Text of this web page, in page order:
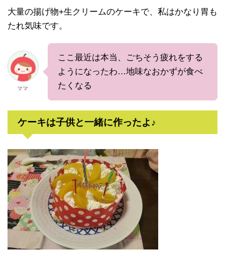
大量の揚げ物+生クリームのケーキで、私はかなり胃も
たれ気味です。
ママ
ここ最近は本当、ごちそう疲れをする
ようになったわ…地味なおかずが食べ
たくなる
ケーキは子供と一緒に作ったよ♪